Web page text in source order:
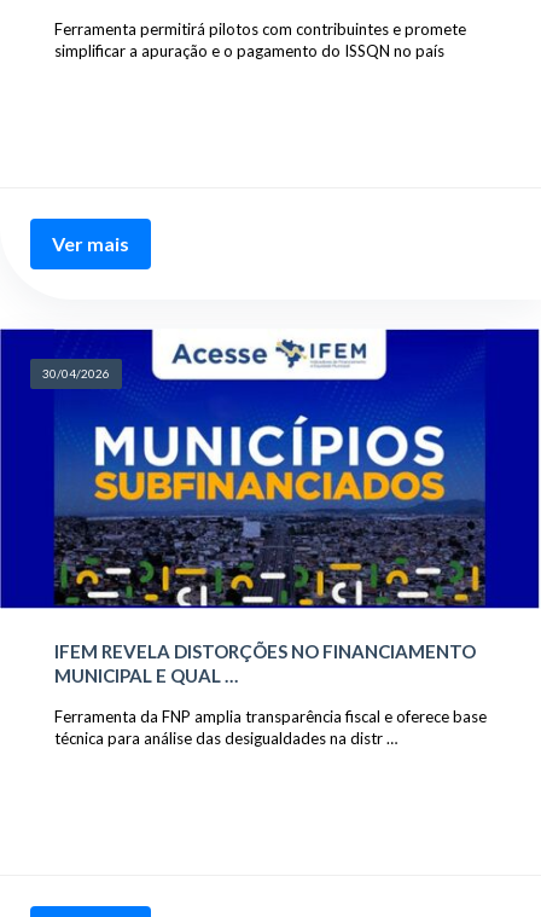
Ferramenta permitirá pilotos com contribuintes e promete
simplificar a apuração e o pagamento do ISSQN no país
Ver mais
30/04/2026
IFEM REVELA DISTORÇÕES NO FINANCIAMENTO
MUNICIPAL E QUAL …
Ferramenta da FNP amplia transparência fiscal e oferece base
técnica para análise das desigualdades na distr …